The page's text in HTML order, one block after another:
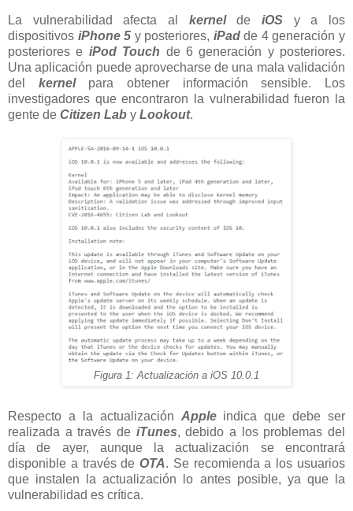
La vulnerabilidad afecta al kernel deiOS
y a los
dispositivos iPhone 5 y posteriores, iPadde 4 generación y
posteriores e iPod Touch de 6 generación y posteriores.
Una aplicación puede aprovecharse de una mala validación
del kernel
para obtener información sensible. Los
investigadores que encontraron la vulnerabilidad fueron la
gente de Citizen Lab y Lookout.
Figura 1: Actualización a iOS 10.0.1
Respecto a la actualización Apple indica que debe ser
realizada a través de iTunes, debido a los problemas del
día de ayer, aunque la actualización se encontrará
disponible a través deOTA. Se recomienda a los usuarios
que instalen la actualización lo antes posible, ya que la
vulnerabilidad es crítica.